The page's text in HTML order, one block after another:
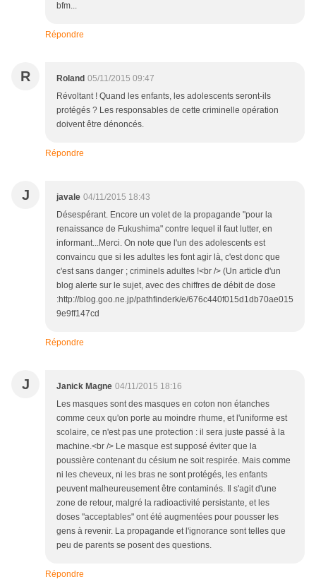
bfm...
Répondre
R Roland 05/11/2015 09:47
Révoltant ! Quand les enfants, les adolescents seront-ils
protégés ? Les responsables de cette criminelle opération
doivent être dénoncés.
Répondre
J javale 04/11/2015 18:43
Désespérant. Encore un volet de la propagande "pour la
renaissance de Fukushima" contre lequel il faut lutter, en
informant...Merci. On note que l'un des adolescents est
convaincu que si les adultes les font agir là, c'est donc que
c'est sans danger ; criminels adultes !<br /> (Un article d'un
blog alerte sur le sujet, avec des chiffres de débit de dose
:http://blog.goo.ne.jp/pathfinderk/e/676c440f015d1db70ae015
9e9ff147cd
Répondre
J Janick Magne 04/11/2015 18:16
Les masques sont des masques en coton non étanches
comme ceux qu'on porte au moindre rhume, et l'uniforme est
scolaire, ce n'est pas une protection : il sera juste passé à la
machine.<br /> Le masque est supposé éviter que la
poussière contenant du césium ne soit respirée. Mais comme
ni les cheveux, ni les bras ne sont protégés, les enfants
peuvent malheureusement être contaminés. Il s'agit d'une
zone de retour, malgré la radioactivité persistante, et les
doses "acceptables" ont été augmentées pour pousser les
gens à revenir. La propagande et l'ignorance sont telles que
peu de parents se posent des questions.
Répondre